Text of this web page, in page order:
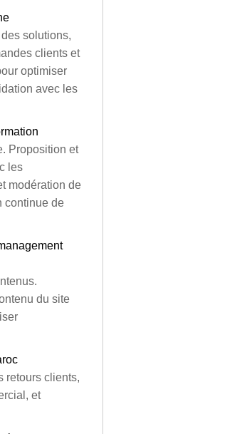
solutions,
clients et
optimiser
avec les
Proposition et
les
modération de
continue de
du site
retours clients,
et